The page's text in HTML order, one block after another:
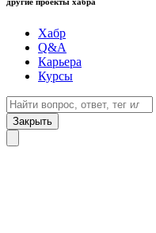
Хабр
Q&A
Карьера
Курсы
Закрыть